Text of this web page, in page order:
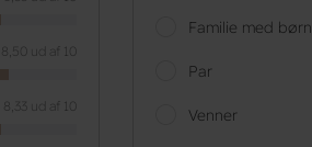
8,50 ud af 10
8,33 ud af 10
Familie med børn
Par
Venner